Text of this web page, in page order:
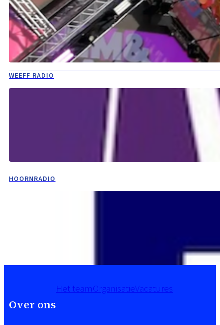
WEEFF RADIO
HOORNRADIO
Over ons
Het teamOrganisatieVacatures